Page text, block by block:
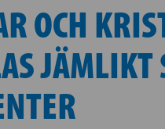
OCH
JÄMLIKT